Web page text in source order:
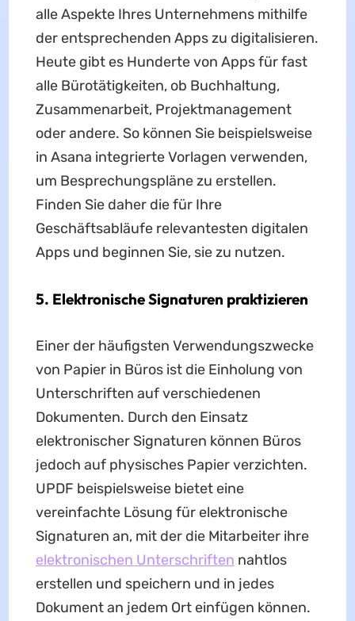
alle Aspekte Ihres Unternehmens mithilfe
der entsprechenden Apps zu digitalisieren.
Heute gibt es Hunderte von Apps für fast
alle Bürotätigkeiten, ob Buchhaltung,
Zusammenarbeit, Projektmanagement
oder andere. So können Sie beispielsweise
in Asana integrierte Vorlagen verwenden,
um Besprechungspläne zu erstellen.
Finden Sie daher die für Ihre
Geschäftsabläufe relevantesten digitalen
Apps und beginnen Sie, sie zu nutzen.
5. Elektronische Signaturen praktizieren
Einer der häufigsten Verwendungszwecke
von Papier in Büros ist die Einholung von
Unterschriften auf verschiedenen
Dokumenten. Durch den Einsatz
elektronischer Signaturen können Büros
jedoch auf physisches Papier verzichten.
UPDF beispielsweise bietet eine
vereinfachte Lösung für elektronische
Signaturen an, mit der die Mitarbeiter ihre
elektronischen Unterschriften nahtlos
erstellen und speichern und in jedes
Dokument an jedem Ort einfügen können.